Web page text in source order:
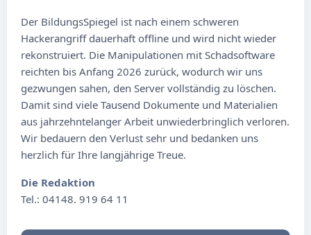
Der BildungsSpiegel ist nach einem schweren
Hackerangriff dauerhaft offline und wird nicht wieder
rekonstruiert. Die Manipulationen mit Schadsoftware
reichten bis Anfang 2026 zurück, wodurch wir uns
gezwungen sahen, den Server vollständig zu löschen.
Damit sind viele Tausend Dokumente und Materialien
aus jahrzehntelanger Arbeit unwiederbringlich verloren.
Wir bedauern den Verlust sehr und bedanken uns
herzlich für Ihre langjährige Treue.
Die Redaktion
Tel.: 04148. 919 64 11